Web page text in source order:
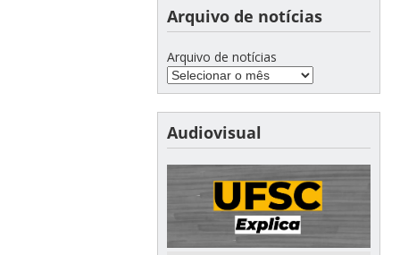
Arquivo de notícias
Arquivo de notícias
Audiovisual